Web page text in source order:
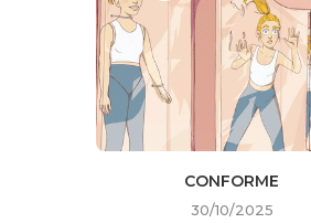
CONFORME
30/10/2025